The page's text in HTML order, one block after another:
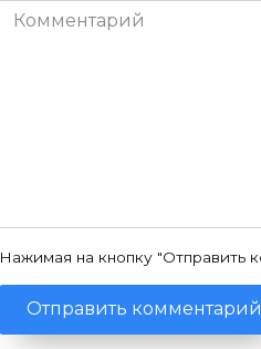
Комментарий
Нажимая на кнопку "Отправить